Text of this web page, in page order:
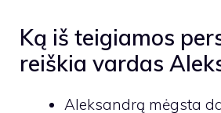
Ką iš teigiamos
reiškia vardas
Aleksandrą mėgsta